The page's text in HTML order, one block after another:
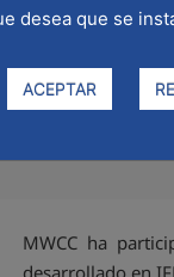
desea que se
ACEPTAR
MWCC ha
desarrollado en